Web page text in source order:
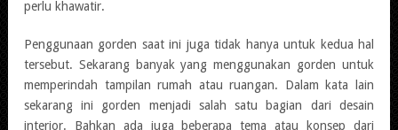
perlu khawatir.
Penggunaan gorden saat ini juga tidak hanya untuk kedua hal
tersebut. Sekarang banyak yang menggunakan gorden untuk
memperindah tampilan rumah atau ruangan. Dalam kata lain
sekarang ini gorden menjadi salah satu bagian dari desain
interior. Bahkan ada juga beberapa tema atau konsep dari